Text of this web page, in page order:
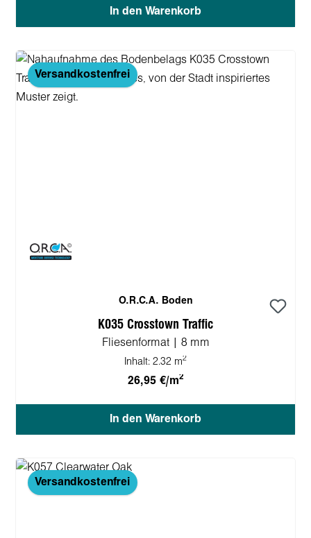
In den Warenkorb
Versandkostenfrei
O.R.C.A. Boden
K035 Crosstown Traffic
Fliesenformat | 8 mm
Inhalt: 2.32 m2
26,95 €/m2
In den Warenkorb
Versandkostenfrei